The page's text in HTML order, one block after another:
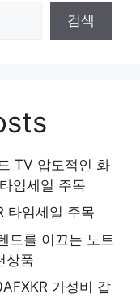
검색
TV 압도적인 화
임세일 주목
타임세일 주목
드를 이끄는 노트
상품
가성비 갑